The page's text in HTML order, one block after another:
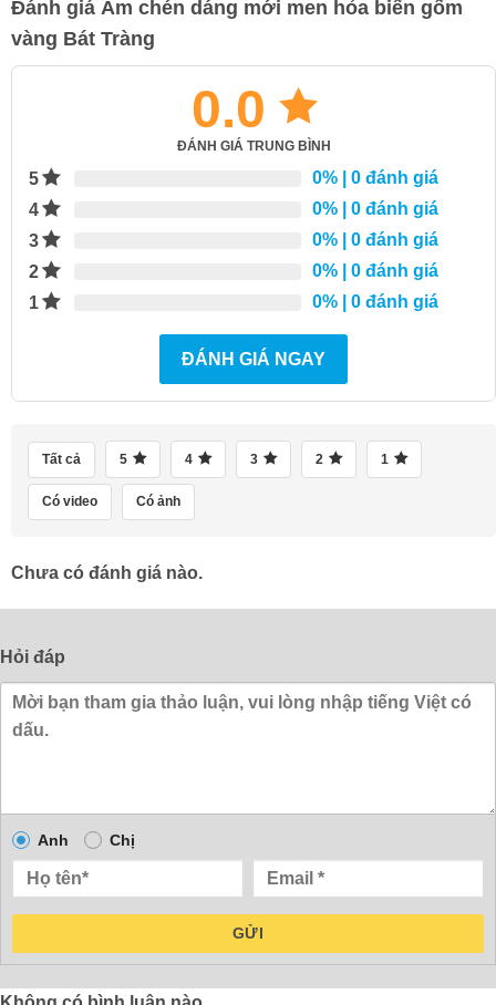
Đánh giá Ấm chén dáng mới men hỏa biến gốm
vàng Bát Tràng
0.0
ĐÁNH GIÁ TRUNG BÌNH
5 0% | 0 đánh giá
4
0% | 0 đánh giá
3
0% | 0 đánh giá
2
0% | 0 đánh giá
1
0% | 0 đánh giá
ĐÁNH GIÁ NGAY
Tất cả 5 4 3 2 1
Có video Có ảnh
Chưa có đánh giá nào.
Hỏi đáp
Anh Chị
GỬI